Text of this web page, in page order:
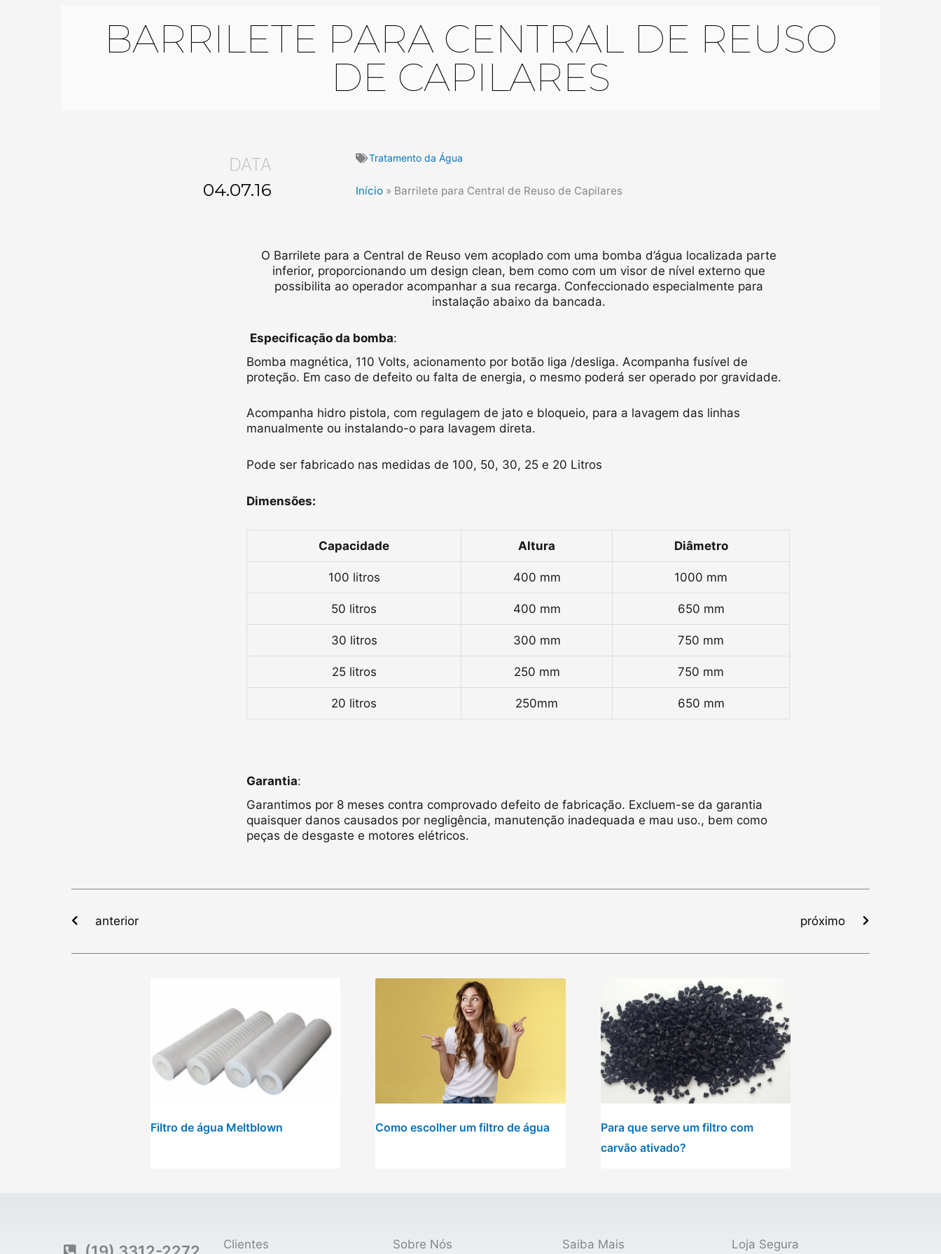
BARRILETE PARA CENTRAL DE REUSO
DE CAPILARES
DATA
04.07.16
Tratamento da Água
Início» Barrilete para Central de Reuso de Capilares
O Barrilete para a Central de Reuso vem acoplado com uma bomba d’água localizada parte
inferior, proporcionando um design clean, bem como com um visor de nível externo que
possibilita ao operador acompanhar a sua recarga. Confeccionado especialmente para
instalação abaixo da bancada.
Especificação da bomba:
Bomba magnética, 110 Volts, acionamento por botão liga /desliga. Acompanha fusível de
proteção. Em caso de defeito ou falta de energia, o mesmo poderá ser operado por gravidade.
Acompanha hidro pistola, com regulagem de jato e bloqueio, para a lavagem das linhas
manualmente ou instalando-o para lavagem direta.
Pode ser fabricado nas medidas de 100, 50, 30, 25 e 20 Litros
Dimensões:
Capacidade Altura Diâmetro
100 litros 400 mm 1000 mm
50 litros 400 mm 650 mm
30 litros 300 mm 750 mm
25 litros 250 mm 750 mm
20 litros 250mm 650 mm
Garantia:
Garantimos por 8 meses contra comprovado defeito de fabricação. Excluem-se da garantia
quaisquer danos causados por negligência, manutenção inadequada e mau uso., bem como
peças de desgaste e motores elétricos.
anterior próximo
Filtro de água Meltblown Como escolher um filtro de água
Para que serve um filtro com
carvão ativado?
Clientes Sobre Nós Saiba Mais Loja Segura